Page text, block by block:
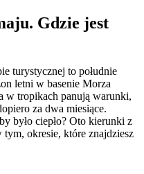
Gdzie jest
turystycznej to południe
letni w basenie Morza
w tropikach panują warunki,
za dwa miesiące.
było ciepło? Oto kierunki z
okresie, które znajdziesz